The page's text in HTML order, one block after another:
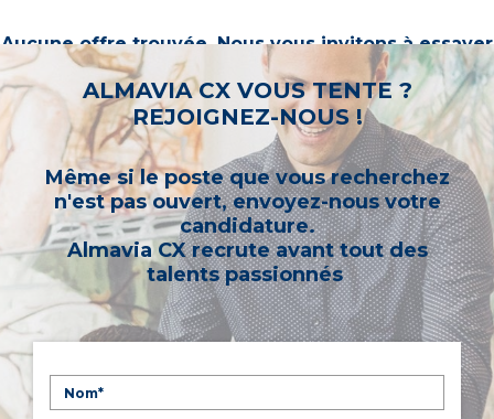
Aucune offre trouvée. Nous vous invitons à essayer
d’autres mots-clés ou à sélectionner un « métier ».
ALMAVIA CX VOUS TENTE ?
REJOIGNEZ-NOUS !
Même si le poste que vous recherchez
n'est pas ouvert, envoyez-nous votre
candidature.
Almavia CX recrute avant tout des
talents passionnés